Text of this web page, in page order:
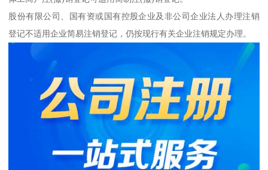
股份有限公司、国有资或国有控股企业及非公司企业法人办理注销
登记不适用企业简易注销登记，仍按现行有关企业注销规定办理。